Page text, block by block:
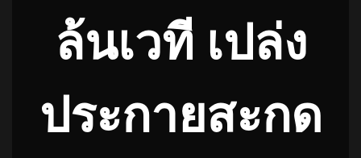
ล้นเวที เปล่ง
ประกายสะกด